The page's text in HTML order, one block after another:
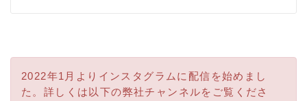
2022年1月よりインスタグラムに配信を始めまし
た。詳しくは以下の弊社チャンネルをご覧くださ